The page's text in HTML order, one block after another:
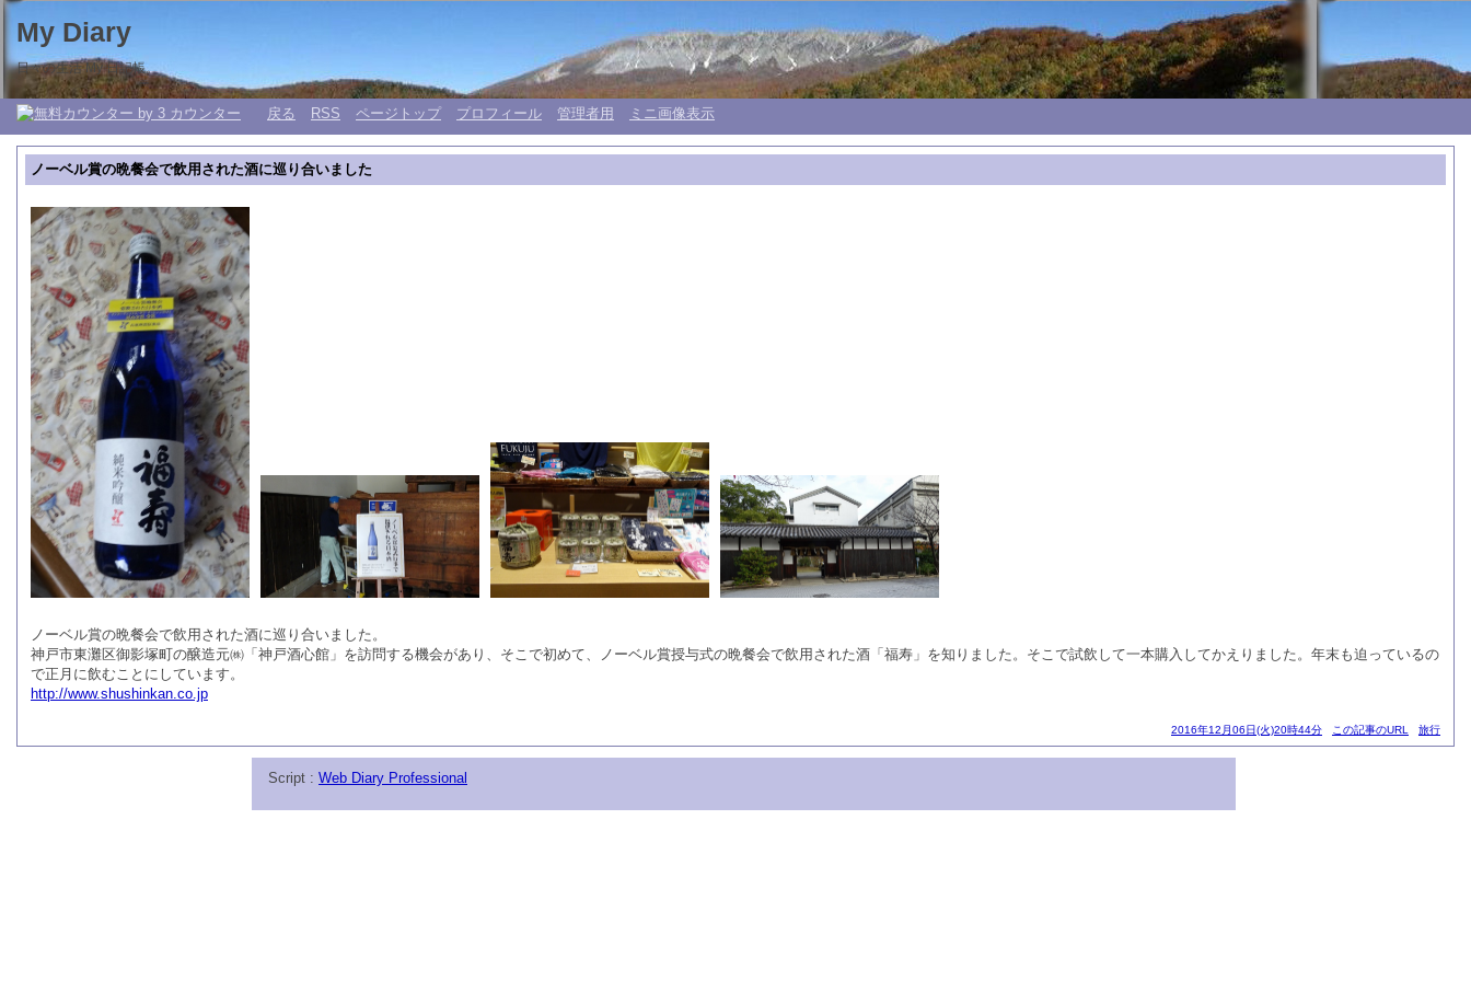
My Diary
日々の生活 My 日記帳。
戻る RSS ページトップ プロフィール 管理者用 ミニ画像表示
ノーベル賞の晩餐会で飲用された酒に巡り合いました
ノーベル賞の晩餐会で飲用された酒に巡り合いました。
神戸市東灘区御影塚町の醸造元㈱「神戸酒心館」を訪問する機会があり、そこで初めて、ノーベル賞授与式の晩餐会で飲用された酒「福寿」を知りました。そこで試飲して一本購入してかえりました。年末も迫っているの
で正月に飲むことにしています。
http://www.shushinkan.co.jp
2016年12月06日(火)20時44分 この記事のURL 旅行
Script : Web Diary Professional